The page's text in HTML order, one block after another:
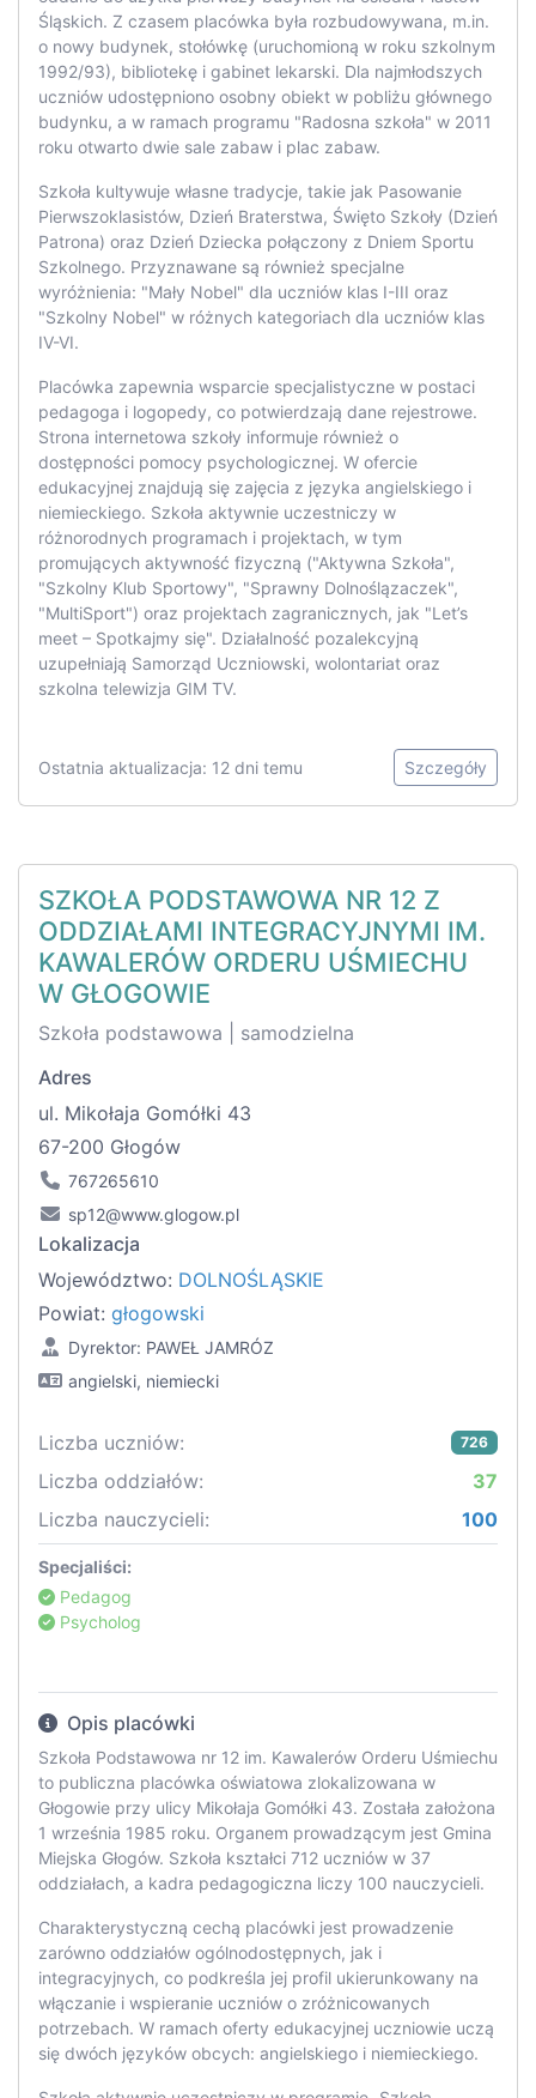
Śląskich. Z czasem placówka była rozbudowywana, m.in.
o nowy budynek, stołówkę (uruchomioną w roku szkolnym
1992/93), bibliotekę i gabinet lekarski. Dla najmłodszych
uczniów udostępniono osobny obiekt w pobliżu głównego
budynku, a w ramach programu "Radosna szkoła" w 2011
roku otwarto dwie sale zabaw i plac zabaw.
Szkoła kultywuje własne tradycje, takie jak Pasowanie
Pierwszoklasistów, Dzień Braterstwa, Święto Szkoły (Dzień
Patrona) oraz Dzień Dziecka połączony z Dniem Sportu
Szkolnego. Przyznawane są również specjalne
wyróżnienia: "Mały Nobel" dla uczniów klas I-III oraz
"Szkolny Nobel" w różnych kategoriach dla uczniów klas
IV-VI.
Placówka zapewnia wsparcie specjalistyczne w postaci
pedagoga i logopedy, co potwierdzają dane rejestrowe.
Strona internetowa szkoły informuje również o
dostępności pomocy psychologicznej. W ofercie
edukacyjnej znajdują się zajęcia z języka angielskiego i
niemieckiego. Szkoła aktywnie uczestniczy w
różnorodnych programach i projektach, w tym
promujących aktywność fizyczną ("Aktywna Szkoła",
"Szkolny Klub Sportowy", "Sprawny Dolnoślązaczek",
"MultiSport") oraz projektach zagranicznych, jak "Let’s
meet – Spotkajmy się". Działalność pozalekcyjną
uzupełniają Samorząd Uczniowski, wolontariat oraz
szkolna telewizja GIM TV.
Ostatnia aktualizacja: 12 dni temu Szczegóły
SZKOŁA PODSTAWOWA NR 12 Z
ODDZIAŁAMI INTEGRACYJNYMI IM.
KAWALERÓW ORDERU UŚMIECHU
W GŁOGOWIE
Szkoła podstawowa | samodzielna
Adres
ul. Mikołaja Gomółki 43
67-200 Głogów
767265610
sp12@www.glogow.pl
Lokalizacja
Województwo: DOLNOŚLĄSKIE
Powiat: głogowski
Dyrektor: PAWEŁ JAMRÓZ
angielski, niemiecki
Liczba uczniów: 726
Liczba oddziałów:
37
Liczba nauczycieli:
100
Specjaliści:
Pedagog
Psycholog
Opis placówki
Szkoła Podstawowa nr 12 im. Kawalerów Orderu Uśmiechu
to publiczna placówka oświatowa zlokalizowana w
Głogowie przy ulicy Mikołaja Gomółki 43. Została założona
1 września 1985 roku. Organem prowadzącym jest Gmina
Miejska Głogów. Szkoła kształci 712 uczniów w 37
oddziałach, a kadra pedagogiczna liczy 100 nauczycieli.
Charakterystyczną cechą placówki jest prowadzenie
zarówno oddziałów ogólnodostępnych, jak i
integracyjnych, co podkreśla jej profil ukierunkowany na
włączanie i wspieranie uczniów o zróżnicowanych
potrzebach. W ramach oferty edukacyjnej uczniowie uczą
się dwóch języków obcych: angielskiego i niemieckiego.